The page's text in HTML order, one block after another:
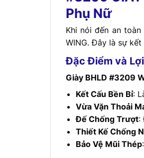
Phụ Nữ
Khi nói đến an toàn
WING. Đây là sự
Đặc Điểm và
Giày BHLD #3209
Kết Cấu Bền Bỉ:
Vừa Vặn Thoải
Đế Chống Trượt:
Thiết Kế Chống
Bảo Vệ Mũi Thép